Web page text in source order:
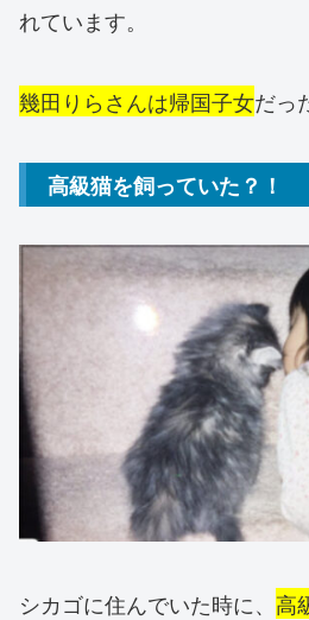
れています。
幾田りらさんは帰国子女だっ
高級猫を飼っていた？！
シカゴに住んでいた時に、 高